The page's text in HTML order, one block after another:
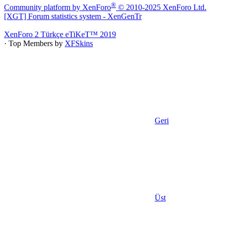
Community platform by XenForo® © 2010-2025 XenForo Ltd.
[XGT] Forum statistics system - XenGenTr
XenForo 2 Türkçe eTiKeT™ 2019
· Top Members by XFSkins
Geri
Üst